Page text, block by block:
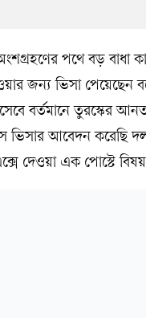
পথে বড় বাধা
জন্য ভিসা
বর্তমানে তুরস্কের
ভিসার আবেদন করেছি
দেওয়া এক পোস্টে